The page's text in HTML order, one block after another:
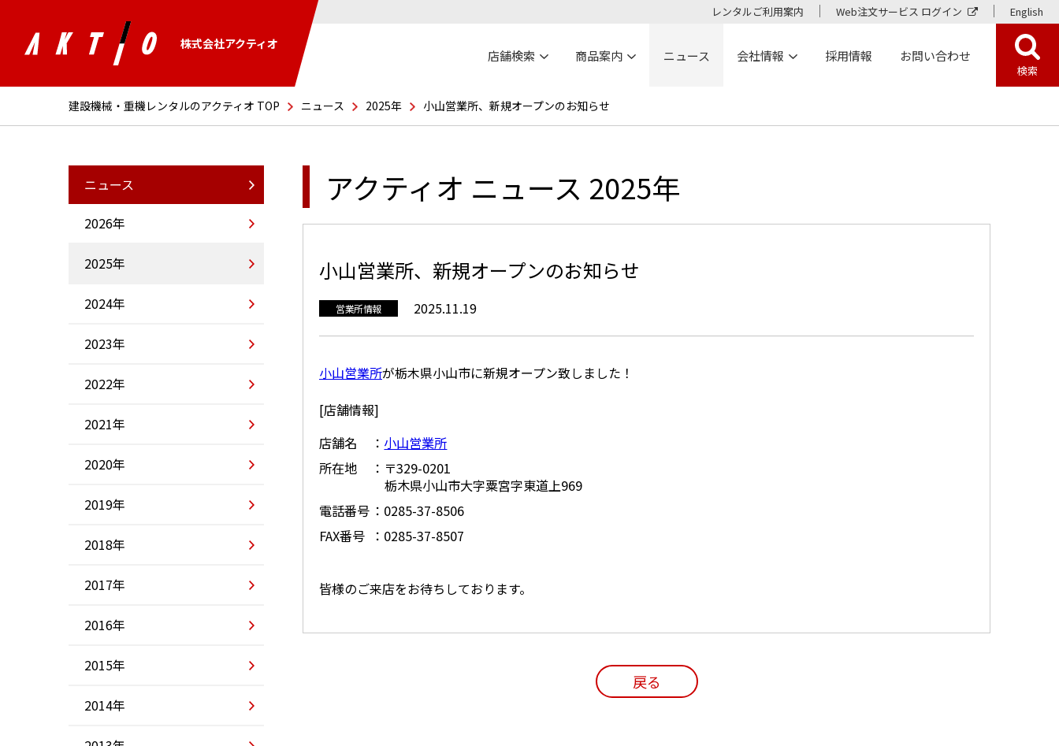
株式会社アクティオ
レンタルご利用案内 Web注文サービス ログイン English
店舗検索 商品案内 ニュース 会社情報 採用情報 お問い合わせ
検索
建設機械・重機レンタルのアクティオ TOP ニュース 2025年 小山営業所、新規オープンのお知らせ
アクティオ ニュース 2025年
小山営業所、新規オープンのお知らせ
営業所情報 2025.11.19
小山営業所が栃木県小山市に新規オープン致しました！
[店舗情報]
店舗名
小山営業所
所在地
〒329-0201
栃木県小山市大字粟宮字東道上969
電話番号
0285-37-8506
FAX番号
0285-37-8507
皆様のご来店をお待ちしております。
戻る
ニュース
2026年
2025年
2024年
2023年
2022年
2021年
2020年
2019年
2018年
2017年
2016年
2015年
2014年